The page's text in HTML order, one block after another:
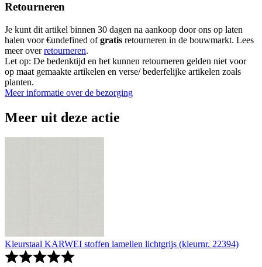
Retourneren
Je kunt dit artikel binnen 30 dagen na aankoop door ons op laten
halen voor €undefined ofgratis retourneren in de bouwmarkt. Lees
meer overretourneren.
Let op: De bedenktijd en het kunnen retourneren gelden niet voor
op maat gemaakte artikelen en verse/ bederfelijke artikelen zoals
planten.
Meer informatie over de bezorging
Meer uit deze actie
Kleurstaal KARWEI stoffen lamellen lichtgrijs (kleurnr. 22394)